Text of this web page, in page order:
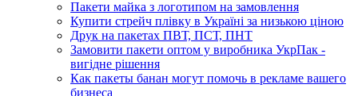
Пакети майка з логотипом на замовлення
Купити стрейч плівку в Україні за низькою ціною
Друк на пакетах ПВТ, ПСТ, ПНТ
Замовити пакети оптом у виробника УкрПак -
вигідне рішення
Как пакеты банан могут помочь в рекламе вашего
бизнеса